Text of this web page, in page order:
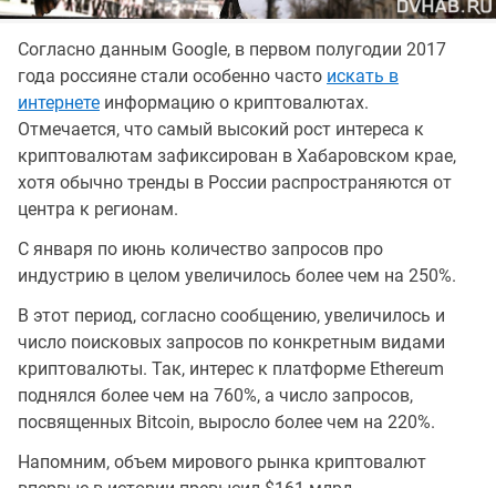
Согласно данным Google, в первом полугодии 2017
года россияне стали особенно часто искать в
интернете информацию о криптовалютах.
Отмечается, что самый высокий рост интереса к
криптовалютам зафиксирован в Хабаровском крае,
хотя обычно тренды в России распространяются от
центра к регионам.
С января по июнь количество запросов про
индустрию в целом увеличилось более чем на 250%.
В этот период, согласно сообщению, увеличилось и
число поисковых запросов по конкретным видами
криптовалюты. Так, интерес к платформе Ethereum
поднялся более чем на 760%, а число запросов,
посвященных Bitcoin, выросло более чем на 220%.
Напомним, объем мирового рынка криптовалют